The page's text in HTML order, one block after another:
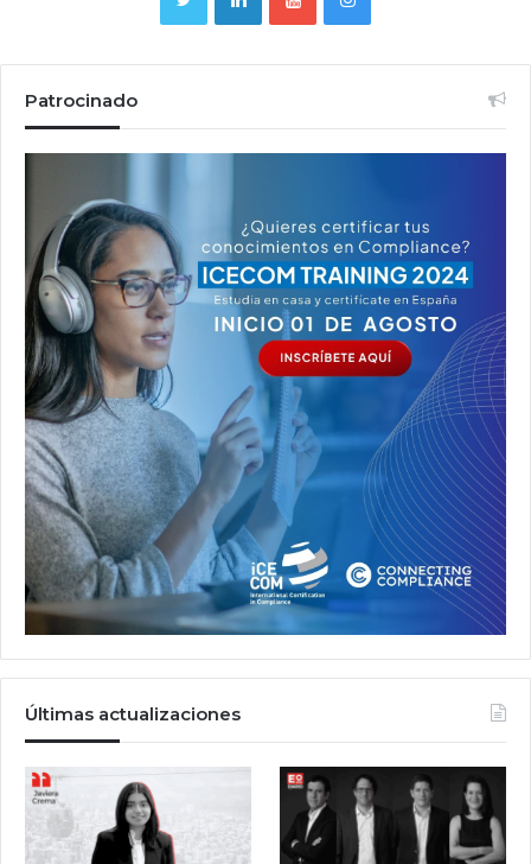
Patrocinado
Últimas actualizaciones